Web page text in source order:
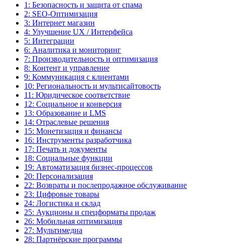
1: Безопасность и защита от спама
2: SEO-Оптимизация
3: Интернет магазин
4: Улучшение UX / Интерфейса
5: Интеграции
6: Аналитика и мониторинг
7: Производительность и оптимизация
8: Контент и управление
9: Коммуникация с клиентами
10: Региональность и мультисайтовость
11: Юридическое соответствие
12: Социальное и конверсия
13: Образование и LMS
14: Отраслевые решения
15: Монетизация и финансы
16: Инструменты разработчика
17: Печать и документы
18: Социальные функции
19: Автоматизация бизнес-процессов
20: Персонализация
22: Возвраты и послепродажное обслуживание
23: Цифровые товары
24: Логистика и склад
25: Аукционы и спецформаты продаж
26: Мобильная оптимизация
27: Мультимедиа
28: Партнёрские программы